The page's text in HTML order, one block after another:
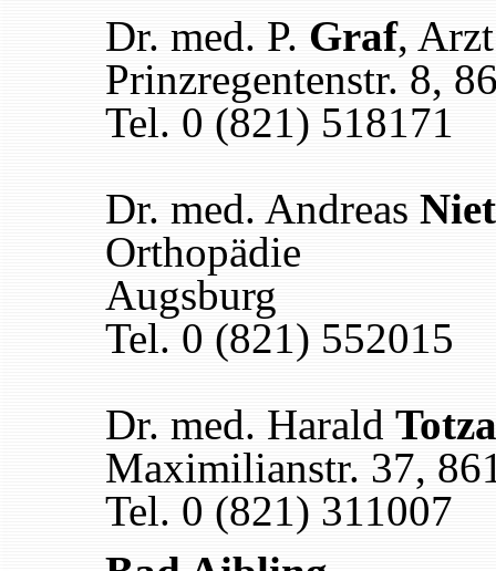
Dr. med. P. Graf,
Prinzregentenstr. 8,
Tel. 0 (821) 518171
Dr. med. Andreas
Orthopädie
Augsburg
Tel. 0 (821) 552015
Dr. med. Harald
Maximilianstr. 37,
Tel. 0 (821) 311007